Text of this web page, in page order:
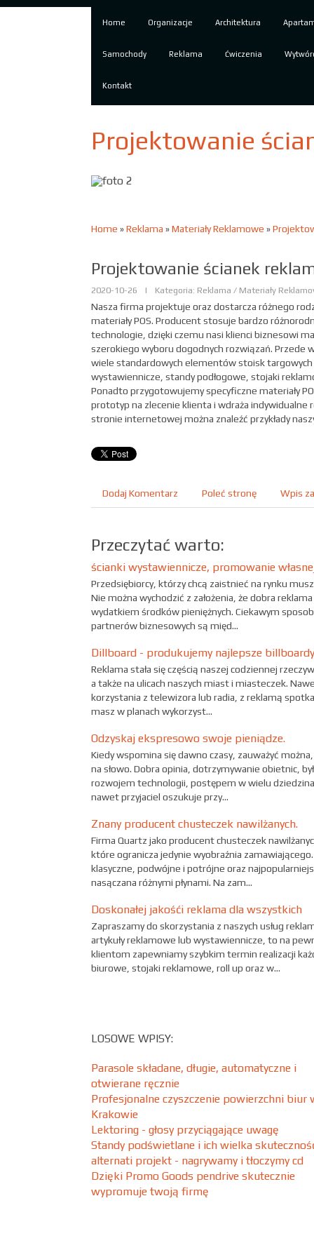
Home Organizacje Architektura
Samochody Reklama Ćwiczenia
Kontakt
Projektowanie
Home »Reklama »Materiały Reklamowe »
Projektowanie ścianek
2020-10-26 | Kategoria: Reklama / Materiały
Nasza firma projektuje oraz dostarcza różnego
materiały POS. Producent stosuje bardzo
technologie, dzięki czemu nasi klienci biznesowi
szerokiego wyboru dogodnych rozwiązań. Przede
wiele standardowych elementów stoisk
wystawiennicze, standy podłogowe, stojaki
Ponadto przygotowujemy specyficzne materiały
prototyp na zlecenie klienta i wdraża indywidualne
stronie internetowej można znaleźć przykłady
Dodaj Komentarz Poleć stronę Wpis
Przeczytać warto:
ścianki wystawiennicze, promowanie
Przedsiębiorcy, którzy chcą zaistnieć na rynku
Nie można wychodzić z założenia, że dobra
wydatkiem środków pieniężnych. Ciekawym
partnerów biznesowych są międ...
Dillboard - produkujemy najlepsze billboardy
Reklama stała się częścią naszej codziennej
a także na ulicach naszych miast i miasteczek.
korzystania z telewizora lub radia, z reklamą
masz w planach wykorzyst...
Odzyskaj ekspresowo swoje pieniądze.
Kiedy wspomina się dawno czasy, zauważyć
na słowo. Dobra opinia, dotrzymywanie obietnic,
rozwojem technologii, postępem w wielu
nawet przyjaciel oszukuje przy...
Znany producent chusteczek nawilżanych.
Firma Quartz jako producent chusteczek
które ogranicza jedynie wyobraźnia
klasyczne, podwójne i potrójne oraz
nasączana różnymi płynami. Na zam...
Doskonałej jakośći reklama dla wszystkich
Zapraszamy do skorzystania z naszych usług
artykuły reklamowe lub wystawiennicze, to na
klientom zapewniamy szybkim termin realizacji
biurowe, stojaki reklamowe, roll up oraz w...
LOSOWE WPISY:
Parasole składane, długie, automatyczne i
otwierane ręcznie
Profesjonalne czyszczenie powierzchni biur
Krakowie
Lektoring - głosy przyciągające uwagę
Standy podświetlane i ich wielka
alternati projekt - nagrywamy i tłoczymy cd
Dzięki Promo Goods pendrive skutecznie
wypromuje twoją firmę